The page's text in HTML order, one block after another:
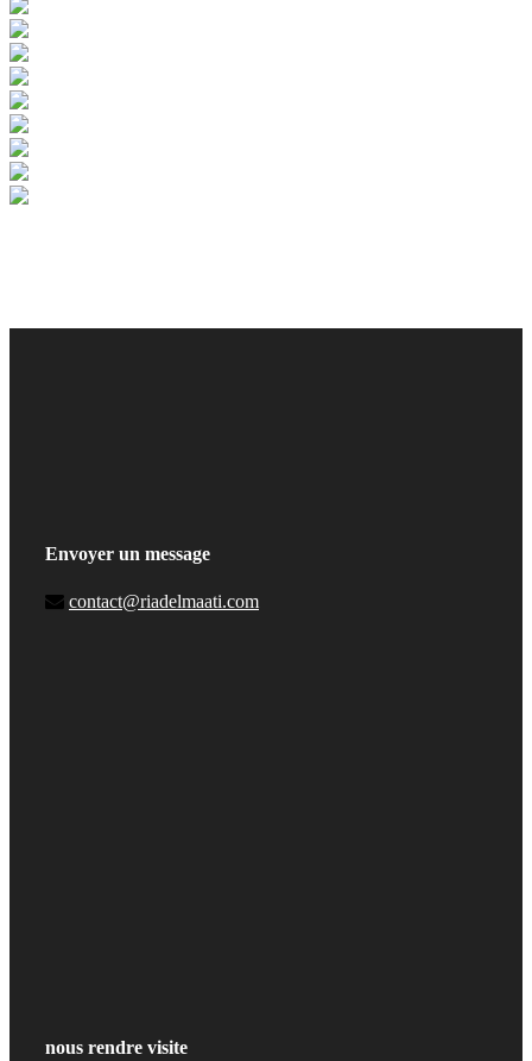
Envoyer un message
contact@riadelmaati.com
nous rendre visite